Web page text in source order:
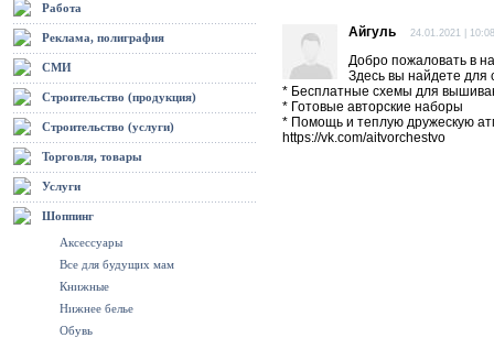
Работа
Реклама, полиграфия
СМИ
Строительство (продукция)
Строительство (услуги)
Торговля, товары
Услуги
Шоппинг
Аксессуары
Все для будущих мам
Книжные
Нижнее белье
Обувь
Айгуль 24.01.2021 | 10:08
Добро пожаловать в
Здесь вы найдете для
* Бесплатные схемы для
* Готовые авторские наборы
* Помощь и теплую дружескую
https://vk.com/aitvorchestvo